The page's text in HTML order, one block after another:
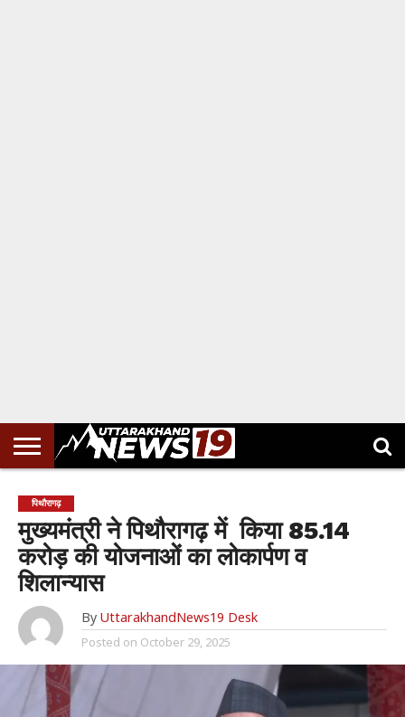
पिथौरागढ़
मुख्यमंत्री ने पिथौरागढ़ में किया 85.14
करोड़ की योजनाओं का लोकार्पण व
शिलान्यास
By UttarakhandNews19 Desk
Posted on October 29, 2025